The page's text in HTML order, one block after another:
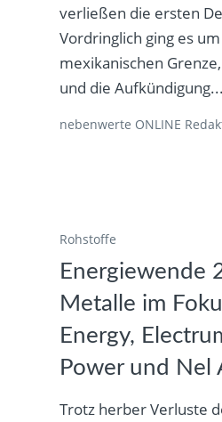
verließen die ersten
Vordringlich ging es
mexikanischen
und die Aufkündigung...
nebenwerte ONLINE
Rohstoffe
Energiewende
Metalle im
Energy,
Power und Nel
Trotz herber Verluste